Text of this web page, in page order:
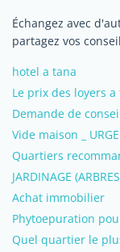
Échangez avec
partagez vos
hotel a tana
Le prix des loyers a
Demande de
Vide maison _
Quartiers
JARDINAGE
Achat immobilier
Phytoepuration
Quel quartier le